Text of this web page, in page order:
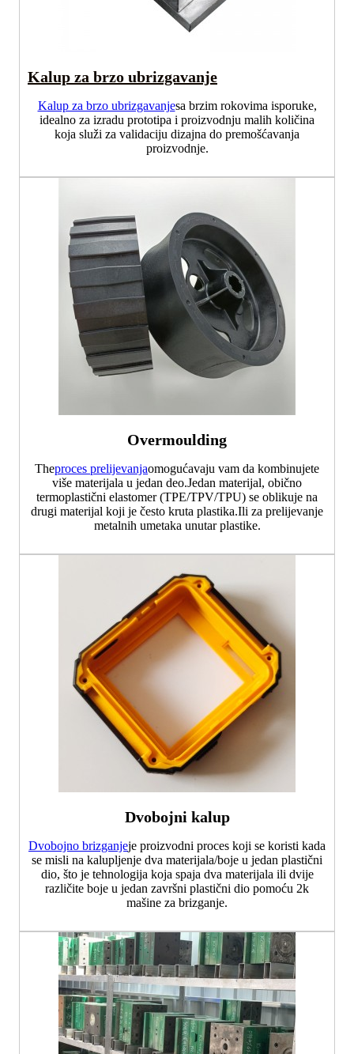
Kalup za brzo ubrizgavanje
Kalup za brzo ubrizgavanjesa brzim rokovima isporuke,
idealno za izradu prototipa i proizvodnju malih količina
koja služi za validaciju dizajna do premošćavanja
proizvodnje.
Overmoulding
Theproces prelijevanjaomogućavaju vam da kombinujete
više materijala u jedan deo.Jedan materijal, obično
termoplastični elastomer (TPE/TPV/TPU) se oblikuje na
drugi materijal koji je često kruta plastika.Ili za prelijevanje
metalnih umetaka unutar plastike.
Dvobojni kalup
Dvobojno brizganjeje proizvodni proces koji se koristi kada
se misli na kalupljenje dva materijala/boje u jedan plastični
dio, što je tehnologija koja spaja dva materijala ili dvije
različite boje u jedan završni plastični dio pomoću 2k
mašine za brizganje.